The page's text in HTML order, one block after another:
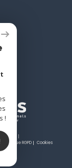
|
Politique RGPD Cookies
!